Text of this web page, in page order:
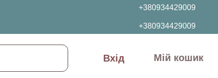
+380934429009
+380934429009
Вхід Мій кошик